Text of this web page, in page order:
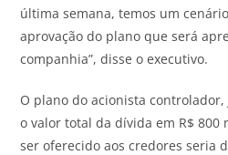
última semana, temos um
aprovação do plano que será
companhia”, disse o executivo.
O plano do acionista controlador,
o valor total da dívida em R$ 800
ser oferecido aos credores seria